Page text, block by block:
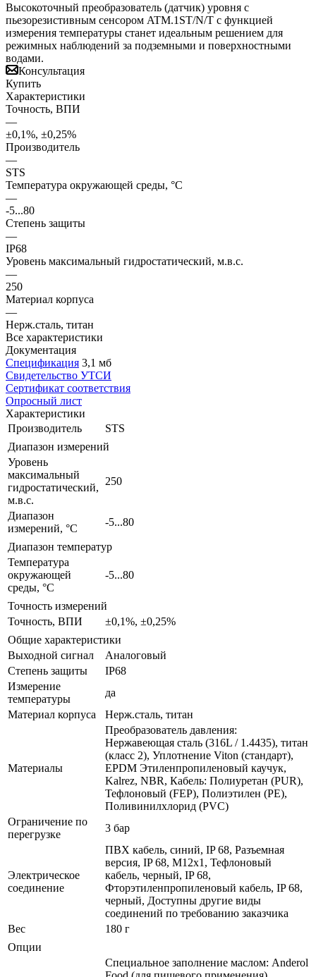
Высокоточный преобразователь (датчик) уровня с
пьезорезистивным сенсором ATM.1ST/N/T с функцией
измерения температуры станет идеальным решением для
режимных наблюдений за подземными и поверхностными
водами.
Консультация
Купить
Характеристики
Точность, ВПИ
—
±0,1%, ±0,25%
Производитель
—
STS
Температура окружающей среды, °С
—
-5...80
Степень защиты
—
IP68
Уровень максимальный гидростатический, м.в.с.
—
250
Материал корпуса
—
Нерж.сталь, титан
Все характеристики
Документация
Спецификация 3,1 мб
Свидетельство УТСИ
Сертификат соответствия
Опросный лист
Характеристики
Производитель
STS
Диапазон измерений
Уровень
максимальный
гидростатический,
м.в.с.
250
Диапазон
измерений, °С
-5...80
Диапазон температур
Температура
окружающей
среды, °С
-5...80
Точность измерений
Точность, ВПИ
±0,1%, ±0,25%
Общие характеристики
Выходной сигнал
Аналоговый
Степень защиты
IP68
Измерение
температуры
да
Материал корпуса
Нерж.сталь, титан
Материалы
Преобразователь давления:
Нержавеющая сталь (316L / 1.4435), титан
(класс 2), Уплотнение Viton (стандарт),
EPDM Этиленпропиленовый каучук,
Kalrez, NBR, Кабель: Полиуретан (PUR),
Тефлоновый (FEP), Полиэтилен (PE),
Поливинилхлорид (PVC)
Ограничение по
перегрузке
3 бар
Электрическое
соединение
ПВХ кабель, синий, IP 68, Разъемная
версия, IP 68, M12x1, Тефлоновый
кабель, черный, IP 68,
Фторэтиленпропиленовый кабель, IP 68,
черный, Доступны другие виды
соединений по требованию заказчика
Вес
180 г
Опции
Специальное заполнение маслом: Anderol